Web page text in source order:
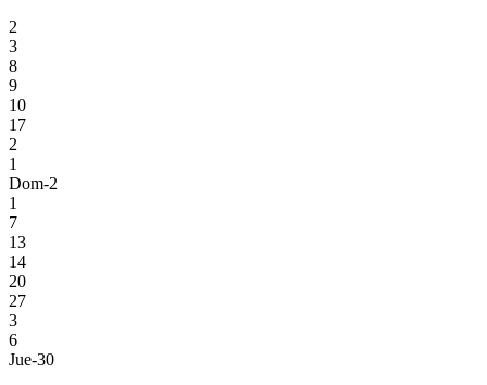
2
3
8
9
10
17
2
1
Dom-2
1
7
13
14
20
27
3
6
Jue-30